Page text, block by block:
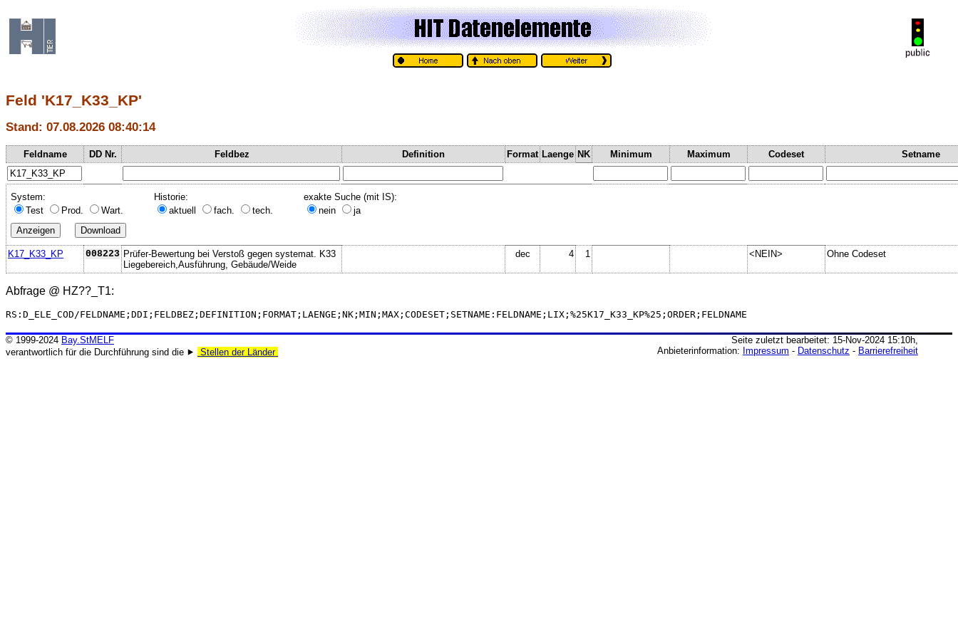
Feld 'K17_K33_KP'
Stand: 07.08.2026 08:40:14
Feldname DD Nr. Feldbez Definition Format Laenge NK Minimum Maximum Codeset Setname
System:
Test
Prod. Wart.
Historie:
aktuell
fach. tech.
exakte Suche (mit IS):
nein
ja
K17_K33_KP 008223 Prüfer-Bewertung bei Verstoß gegen systemat. K33
Liegebereich,Ausführung, Gebäude/Weide
dec 4 1 <NEIN> Ohne Codeset
Abfrage @ HZ??_T1:
RS:D_ELE_COD/FELDNAME;DDI;FELDBEZ;DEFINITION;FORMAT;LAENGE;NK;MIN;MAX;CODESET;SETNAME:FELDNAME;LIX;%25K17_K33_KP%25;ORDER;FELDNAME
Seite zuletzt bearbeitet: 15-Nov-2024 15:10h,
Anbieterinformation: Impressum - Datenschutz - Barrierefreiheit
© 1999-2024 Bay.StMELF
verantwortlich für die Durchführung sind die ⯈
Stellen der Länder